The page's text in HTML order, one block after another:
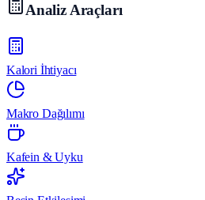
Analiz Araçları
Kalori İhtiyacı
Makro Dağılımı
Kafein & Uyku